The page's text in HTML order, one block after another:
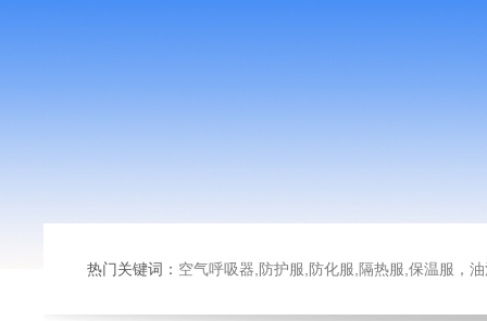
热门关键词： 空气呼吸器,防护服,防化服,隔热服,保温服，